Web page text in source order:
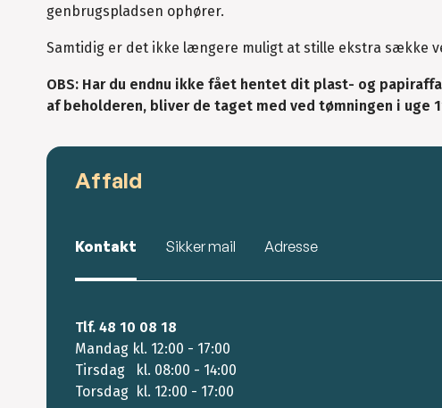
genbrugspladsen ophører.
Samtidig er det ikke længere muligt at stille ekstra sække
OBS: Har du endnu ikke fået hentet dit plast- og
af beholderen, bliver de taget med ved tømningen i uge
Affald
Kontakt Sikker mail Adresse
Tlf. 48 10 08 18
Mandag kl. 12:00 - 17:00
Tirsdag kl. 08:00 - 14:00
Torsdag kl. 12:00 - 17:00